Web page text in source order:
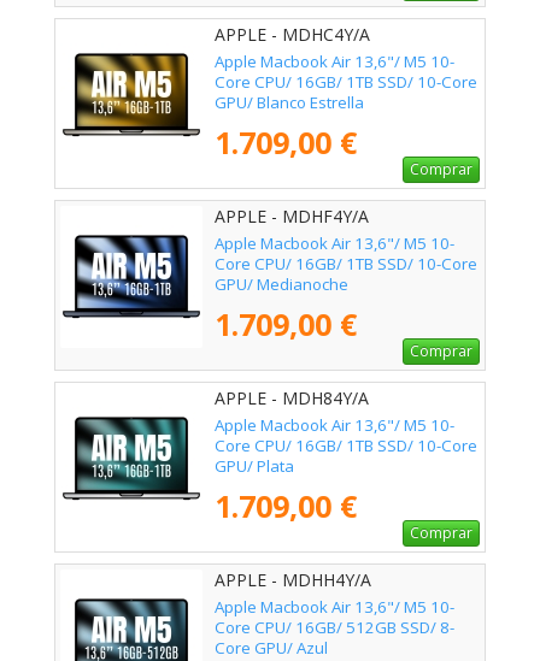
APPLE - MDHC4Y/A
Apple Macbook Air 13,6"/ M5 10-
Core CPU/ 16GB/ 1TB SSD/ 10-Core
GPU/ Blanco Estrella
1.709,00 €
Comprar
APPLE - MDHF4Y/A
Apple Macbook Air 13,6"/ M5 10-
Core CPU/ 16GB/ 1TB SSD/ 10-Core
GPU/ Medianoche
1.709,00 €
Comprar
APPLE - MDH84Y/A
Apple Macbook Air 13,6"/ M5 10-
Core CPU/ 16GB/ 1TB SSD/ 10-Core
GPU/ Plata
1.709,00 €
Comprar
APPLE - MDHH4Y/A
Apple Macbook Air 13,6"/ M5 10-
Core CPU/ 16GB/ 512GB SSD/ 8-
Core GPU/ Azul